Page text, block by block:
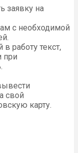
заявку на
с необходимой
работу текст,
при
свой
карту.